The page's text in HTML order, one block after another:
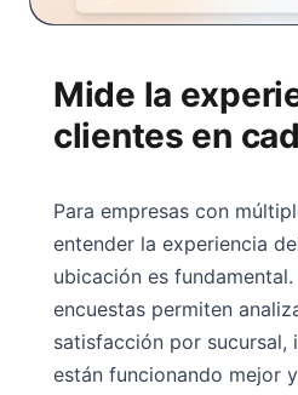
Mide la
clientes en
Para empresas con
entender la experiencia
ubicación es
encuestas permiten
satisfacción por sucursal,
están funcionando mejor